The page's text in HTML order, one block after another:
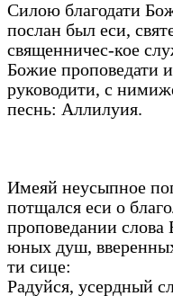
Силою благодати
послан был еси,
священничес-кое
Божие проповедати
руководити, с
песнь: Аллилуия.
Имеяй неусыпное
потщался еси о
проповедании
юных душ,
ти сице:
Радуйся, усердный